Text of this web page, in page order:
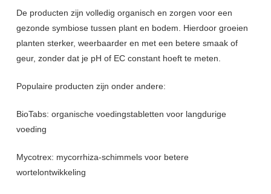
De producten zijn volledig organisch en zorgen voor een
gezonde symbiose tussen plant en bodem. Hierdoor groeien
planten sterker, weerbaarder en met een betere smaak of
geur, zonder dat je pH of EC constant hoeft te meten.
Populaire producten zijn onder andere:
BioTabs: organische voedingstabletten voor langdurige
voeding
Mycotrex: mycorrhiza-schimmels voor betere
wortelontwikkeling